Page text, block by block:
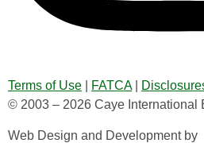
Terms of Use FATCA|
© 2003 – 2026 Caye International
Web Design and Development by